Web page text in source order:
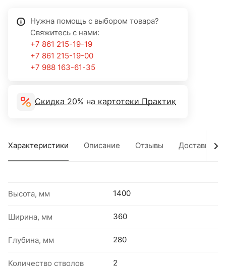
Нужна помощь с выбором товара?
Свяжитесь с нами:
+7 861 215-19-19
+7 861 215-19-00
+7 988 163-61-35
Скидка 20% на картотеки Практик
Характеристики Описание Отзывы Доставка
Высота, мм 1400
Ширина, мм 360
Глубина, мм 280
Количество стволов 2